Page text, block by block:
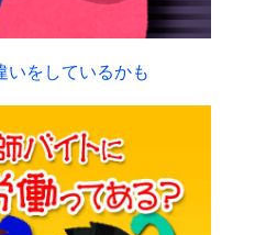
いをしているかも